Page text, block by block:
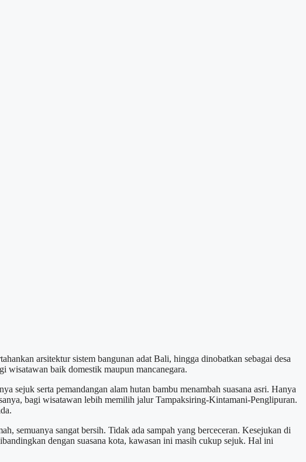
arsitektur sistem bangunan adat Bali, hingga dinobatkan sebagai desa
baik domestik maupun mancanegara.
sejuk serta pemandangan alam hutan bambu menambah suasana asri. Hanya
bagi wisatawan lebih memilih jalur Tampaksiring-Kintamani-Penglipuran.
semuanya sangat bersih. Tidak ada sampah yang berceceran. Kesejukan di
dengan suasana kota, kawasan ini masih cukup sejuk. Hal ini